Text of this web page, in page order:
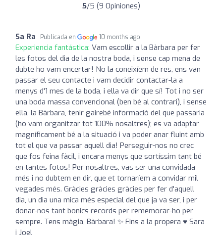
5/5 (9 Opiniones)
Sa Ra Publicada en 10 months ago
Experiencia fantástica: Vam escollir a la Bàrbara per fer
les fotos del dia de la nostra boda, i sense cap mena de
dubte ho vam encertar! No la coneixíem de res, ens van
passar el seu contacte i vam decidir contactar-la a
menys d'1 mes de la boda, i ella va dir que sí! Tot i no ser
una boda massa convencional (ben bé al contrari), i sense
ella, la Bàrbara, tenir gairebé informació del que passaria
(ho vam organitzar tot 100% nosaltres); es va adaptar
magníficament bé a la situació i va poder anar fluint amb
tot el que va passar aquell dia! Perseguir-nos no crec
que fos feina fàcil, i encara menys que sortíssim tant bé
en tantes fotos! Per nosaltres, vas ser una convidada
més i no dubtem en dir, que et tornaríem a convidar mil
vegades més. Gràcies gràcies gràcies per fer d'aquell
dia, un dia una mica més especial del que ja va ser, i per
donar-nos tant bonics records per rememorar-ho per
sempre. Tens màgia, Bàrbara! ✨ Fins a la propera ♥️ Sara
i Joel